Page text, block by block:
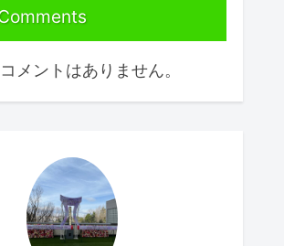
メントはありません。